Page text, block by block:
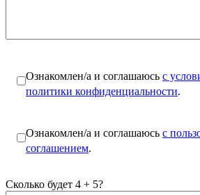
Ознакомлен/а и соглашаюсь с
политики конфиденциальности.
Ознакомлен/а и соглашаюсь с
соглашением.
Сколько будет 4 + 5?